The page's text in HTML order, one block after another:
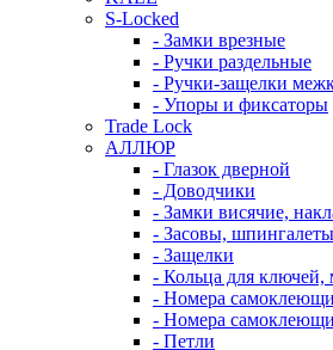
S-Locked
- Замки врезные
- Ручки раздельные
- Ручки-защелки
- Упоры и фиксаторы
Trade Lock
АЛЛЮР
- Глазок дверной
- Доводчики
- Замки висячие,
- Засовы, шпингалеты
- Защелки
- Кольца для ключей,
- Номера
- Номера
- Петли